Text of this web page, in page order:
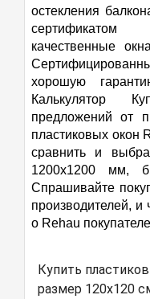
такой нештатной
в помещении
наслаждаюсь этим
Информированность
тоже на высоте
чтобы не мешало
остекления
сертификатом
качественные
хорошую
Калькулятор
предложений от
пластиковых окон
сравнить и
1200х1200 мм,
Спрашивайте
производителей,
о Rehau
Купить
размер 120х120